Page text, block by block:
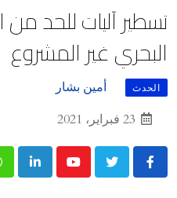
تسطير آليات للحد
البحري غير المشروع
الحدث
أمين بشار
23 فبراير، 2021
Youtube